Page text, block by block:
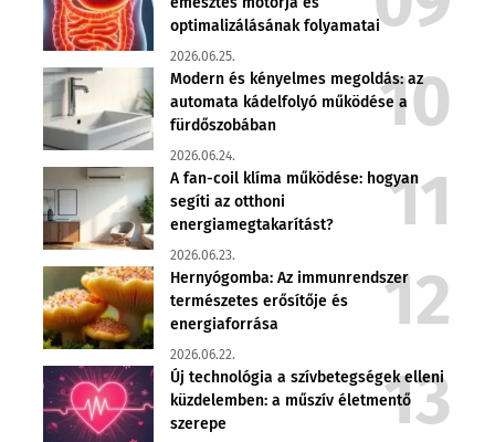
optimalizálásának folyamatai
2026.06.25.
Modern és kényelmes megoldás: az
automata kádelfolyó működése a
fürdőszobában
2026.06.24.
A fan-coil klíma működése: hogyan
segíti az otthoni
energiamegtakarítást?
2026.06.23.
Hernyógomba: Az immunrendszer
természetes erősítője és
energiaforrása
2026.06.22.
Új technológia a szívbetegségek elleni
küzdelemben: a műszív életmentő
szerepe